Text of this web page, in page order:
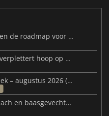
MARVEL Tōkon gaat van start en de roadmap voor jaar 1 is bekendgemaakt
Steam Frame-prijs lekt uit en verplettert hoop op betaalbare VR
Niuwe Videogames van de week – augustus 2026 (week 32)
Palworld-update maakt Sunreach en baasgevechten stabieler